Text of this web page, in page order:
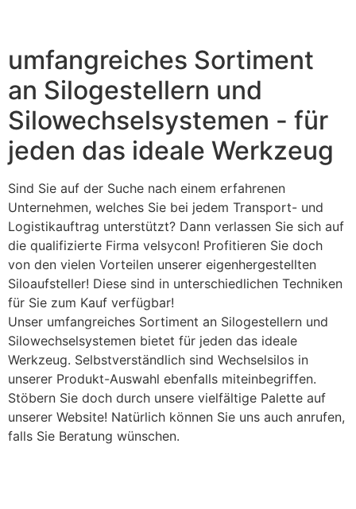
umfangreiches Sortiment
an Silogestellern und
Silowechselsystemen - für
jeden das ideale Werkzeug
Sind Sie auf der Suche nach einem erfahrenen
Unternehmen, welches Sie bei jedem Transport- und
Logistikauftrag unterstützt? Dann verlassen Sie sich auf
die qualifizierte Firma velsycon! Profitieren Sie doch
von den vielen Vorteilen unserer eigenhergestellten
Siloaufsteller! Diese sind in unterschiedlichen Techniken
für Sie zum Kauf verfügbar!
Unser umfangreiches Sortiment an Silogestellern und
Silowechselsystemen bietet für jeden das ideale
Werkzeug. Selbstverständlich sind Wechselsilos in
unserer Produkt-Auswahl ebenfalls miteinbegriffen.
Stöbern Sie doch durch unsere vielfältige Palette auf
unserer Website! Natürlich können Sie uns auch anrufen,
falls Sie Beratung wünschen.